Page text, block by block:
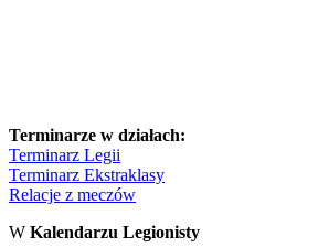
Terminarze w działach:
Terminarz Legii
Terminarz Ekstraklasy
Relacje z meczów
W Kalendarzu Legionisty